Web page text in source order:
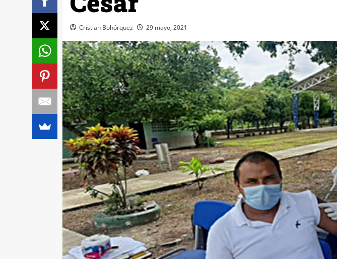
Cristian Bohórquez 29 mayo, 2021